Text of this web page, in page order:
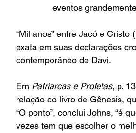
eventos
“Mil anos” entre Jacó e Cristo (
exata em suas declarações
contemporâneo de Davi.
Em Patriarcas e Profetas, p.
relação ao livro de Gênesis,
“O ponto”, conclui Johns, “é
vezes tem que escolher o